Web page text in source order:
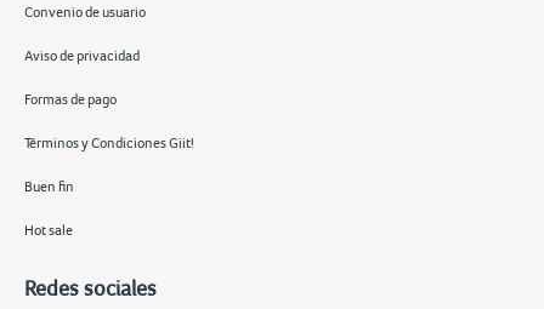
Convenio de usuario
Aviso de privacidad
Formas de pago
Términos y Condiciones Giit!
Buen fin
Hot sale
Redes sociales